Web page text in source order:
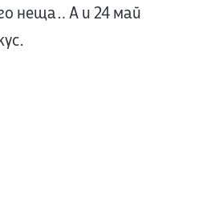
неща… А и 24 май